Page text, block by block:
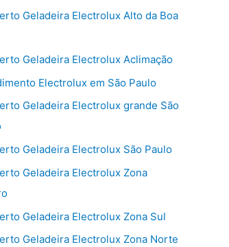
Geladeira Electrolux Alto da Boa
Geladeira Electrolux Aclimação
Electrolux em São Paulo
Geladeira Electrolux grande São
Geladeira Electrolux São Paulo
Geladeira Electrolux Zona
Geladeira Electrolux Zona Sul
Geladeira Electrolux Zona Norte